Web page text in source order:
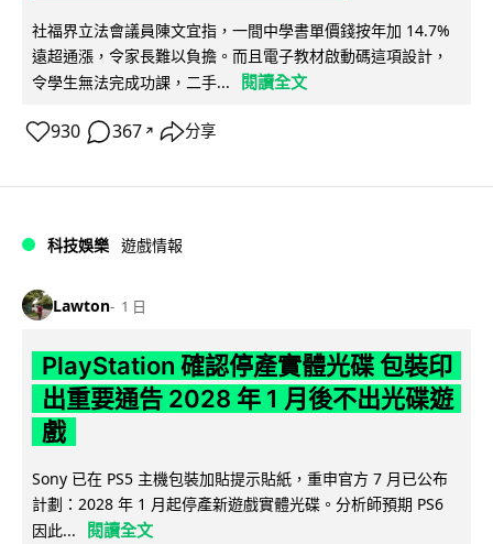
社福界立法會議員陳文宜指，一間中學書單價錢按年加 14.7%
遠超通漲，令家長難以負擔。而且電子教材啟動碼這項設計，
令學生無法完成功課，二手...
閱讀全文
930 367 ↗ 分享
科技娛樂 遊戲情報
Lawton 1 日
PlayStation 確認停產實體光碟 包裝印
出重要通告 2028 年 1 月後不出光碟遊
戲
Sony 已在 PS5 主機包裝加貼提示貼紙，重申官方 7 月已公布
計劃：2028 年 1 月起停產新遊戲實體光碟。分析師預期 PS6
因此...
閱讀全文